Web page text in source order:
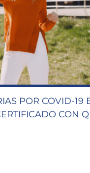
POR COVID-19
CON